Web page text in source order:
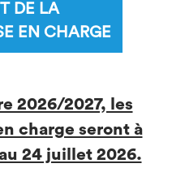
DE LA
EN CHARGE
2026/2027, les
charge seront à
24 juillet 2026.